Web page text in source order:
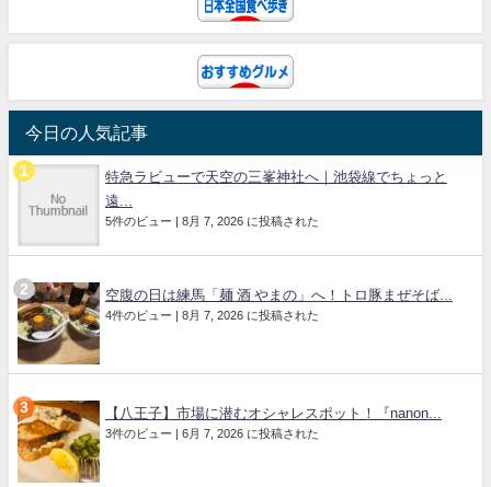
今日の人気記事
特急ラビューで天空の三峯神社へ｜池袋線でちょっと
遠...
5件のビュー | 8月 7, 2026 に投稿された
空腹の日は練馬「麺 酒 やまの」へ！トロ豚まぜそば...
4件のビュー | 8月 7, 2026 に投稿された
【八王子】市場に潜むオシャレスポット！『nanon...
3件のビュー | 6月 7, 2026 に投稿された